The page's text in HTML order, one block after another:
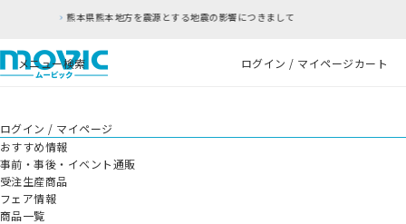
とする地震の影響につきまして
メニュー検索 ログイン / マイページカート
ログイン / マイページ
おすすめ情報
事前・事後・イベント通販
受注生産商品
フェア情報
商品一覧